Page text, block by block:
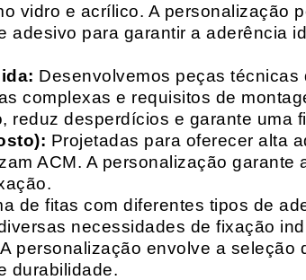
vidro e acrílico. A personalização
para garantir a aderência
Desenvolvemos peças
complexas e requisitos de
desperdícios e garante uma
Projetadas para oferecer alta
ACM. A personalização garante
de fitas com diferentes tipos de
necessidades de fixação
personalização envolve a seleção
durabilidade.